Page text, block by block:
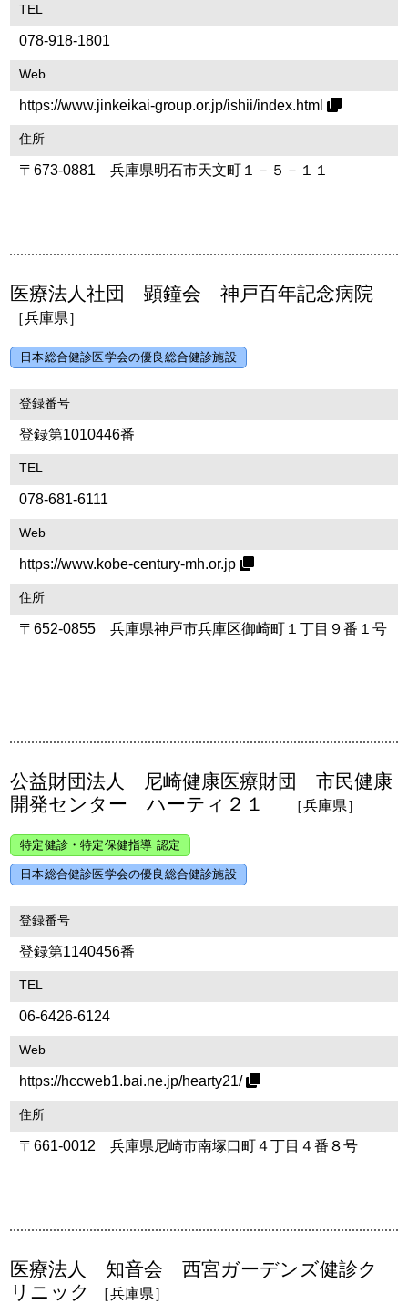
TEL
078-918-1801
Web
https://www.jinkeikai-group.or.jp/ishii/index.html
住所
〒673-0881 兵庫県明石市天文町１－５－１１
医療法人社団 顕鐘会 神戸百年記念病院
［兵庫県］
日本総合健診医学会の優良総合健診施設
登録番号
登録第1010446番
TEL
078-681-6111
Web
https://www.kobe-century-mh.or.jp
住所
〒652-0855 兵庫県神戸市兵庫区御崎町１丁目９番１号
公益財団法人 尼崎健康医療財団 市民健康
開発センター ハーティ２１
［兵庫県］
特定健診・特定保健指導 認定
日本総合健診医学会の優良総合健診施設
登録番号
登録第1140456番
TEL
06-6426-6124
Web
https://hccweb1.bai.ne.jp/hearty21/
住所
〒661-0012 兵庫県尼崎市南塚口町４丁目４番８号
医療法人 知音会 西宮ガーデンズ健診ク
リニック
［兵庫県］